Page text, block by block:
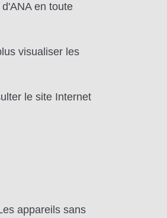
en toute
visualiser les
le site Internet
appareils sans